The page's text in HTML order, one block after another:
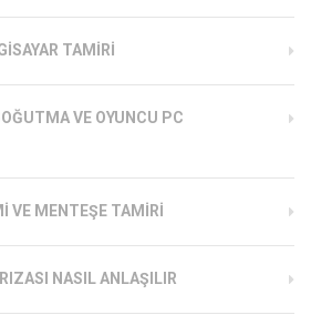
TAMIRI
VE OYUNCU PC
VE MENTEŞE TAMIRI
NASIL ANLAŞILIR